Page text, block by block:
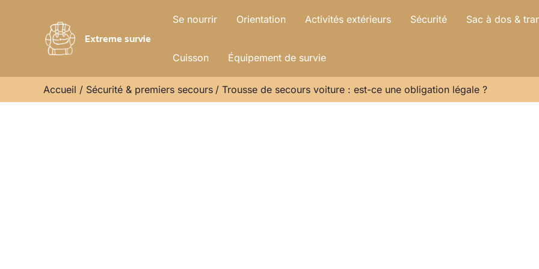
Extreme survie
Se nourrir Orientation Activités extérieurs Sécurité Sac à dos &
Cuisson Équipement de survie
Accueil Sécurité & premiers secours Trousse de secours voiture : est-ce une obligation légale ?